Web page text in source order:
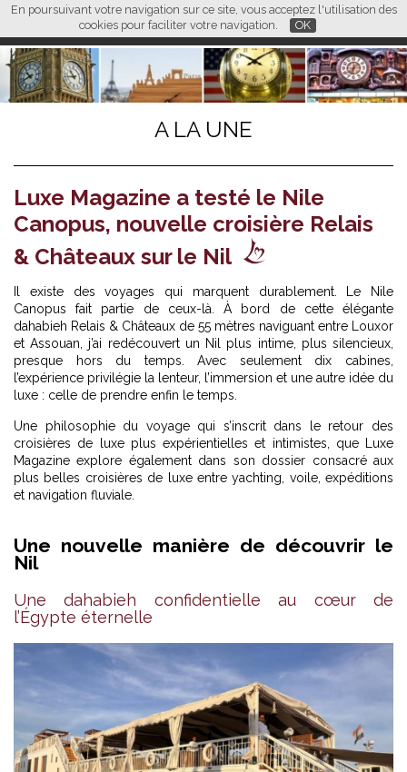
En poursuivant votre navigation sur ce site, vous acceptez l'utilisation des
cookies pour faciliter votre navigation.
OK
FR EN CN
L M
A LA UNE
Luxe Magazine a testé le Nile
Canopus, nouvelle croisière Relais
& Châteaux sur le Nil
Il existe des voyages qui marquent durablement. Le Nile
Canopus fait partie de ceux-là. À bord de cette élégante
dahabieh Relais & Châteaux de 55 mètres naviguant entre Louxor
et Assouan, j’ai redécouvert un Nil plus intime, plus silencieux,
presque hors du temps. Avec seulement dix cabines,
l’expérience privilégie la lenteur, l’immersion et une autre idée du
luxe : celle de prendre enfin le temps.
Une philosophie du voyage qui s’inscrit dans le retour des
croisières de luxe plus expérientielles et intimistes, que Luxe
Magazine explore également dans son dossier consacré aux
plus belles croisières de luxe entre yachting, voile, expéditions
et navigation fluviale
Une nouvelle manière de découvrir le
Nil
Une dahabieh confidentielle au cœur de
l’Égypte éternelle